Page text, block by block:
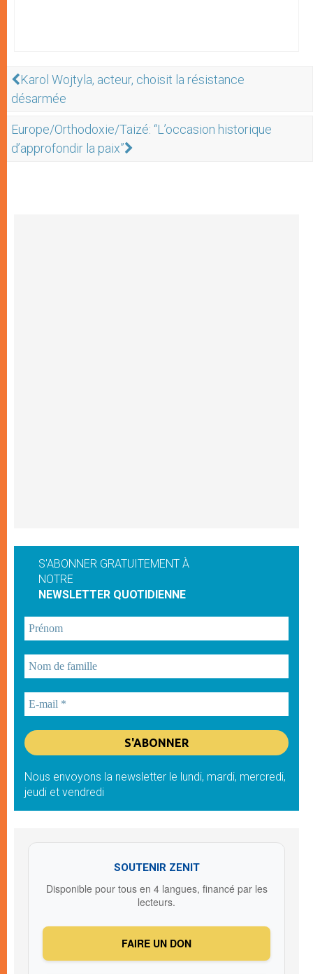
Karol Wojtyla, acteur, choisit la résistance
désarmée
Europe/Orthodoxie/Taizé: “L’occasion historique
d’approfondir la paix”
S'ABONNER GRATUITEMENT À
NOTRE
NEWSLETTER QUOTIDIENNE
Nous envoyons la newsletter le lundi, mardi, mercredi,
jeudi et vendredi
SOUTENIR ZENIT
Disponible pour tous en 4 langues, financé par les
lecteurs.
FAIRE UN DON